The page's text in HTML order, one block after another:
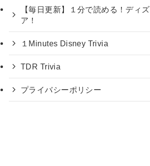
【毎日更新】１分で読める！ディ
ア！
１Minutes Disney Trivia
TDR Trivia
プライバシーポリシー